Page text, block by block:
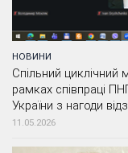
НОВИНИ
Спільний циклічний
рамках співпраці
України з нагоди
11.05.2026